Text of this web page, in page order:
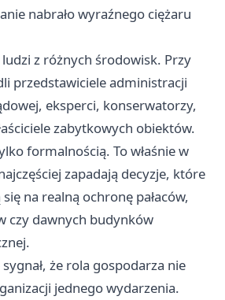
nabrało wyraźnego ciężaru
ludzi z różnych środowisk. Przy
przedstawiciele administracji
eksperci, konserwatorzy,
zabytkowych obiektów.
formalnością. To właśnie w
zapadają decyzje, które
na realną ochronę pałaców,
czy dawnych budynków
że rola gospodarza nie
jednego wydarzenia.